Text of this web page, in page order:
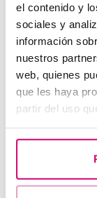
el contenido y
sociales y
información
nuestros
web, quienes
que les haya
partir del uso
¿Qué hacer si
embarazo